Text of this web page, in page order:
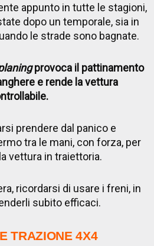
appunto in tutte le stagioni,
dopo un temporale, sia in
le strade sono bagnate.
provoca il pattinamento
e rende la vettura
prendere dal panico e
tra le mani, con forza, per
vettura in traiettoria.
ricordarsi di usare i freni, in
subito efficaci.
TRAZIONE 4X4